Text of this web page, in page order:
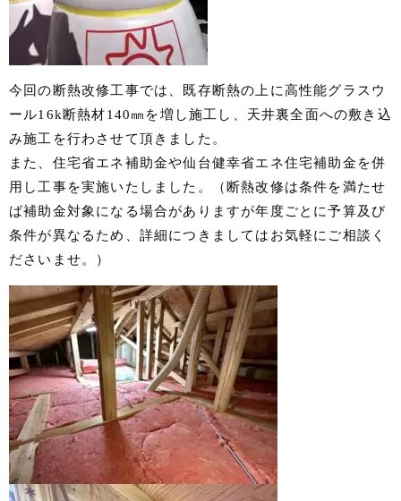
今回の断熱改修工事では、既存断熱の上に高性能グラスウ
ール16k断熱材140㎜を増し施工し、天井裏全面への敷き込
み施工を行わさせて頂きました。
また、住宅省エネ補助金や仙台健幸省エネ住宅補助金を併
用し工事を実施いたしました。（断熱改修は条件を満たせ
ば補助金対象になる場合がありますが年度ごとに予算及び
条件が異なるため、詳細につきましてはお気軽にご相談く
ださいませ。）